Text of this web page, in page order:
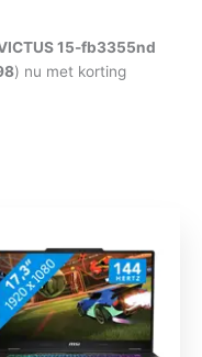
15-fb3355nd
) nu met korting